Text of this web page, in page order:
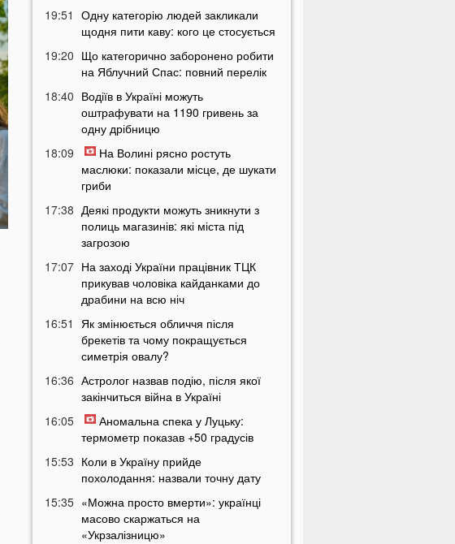
19:51
Одну категорію людей закликали
щодня пити каву: кого це стосується
19:20 Що категорично заборонено робити
на Яблучний Спас: повний перелік
18:40 Водіїв в Україні можуть
оштрафувати на 1190 гривень за
одну дрібницю
18:09
На Волині рясно ростуть
маслюки: показали місце, де шукати
гриби
17:38 Деякі продукти можуть зникнути з
полиць магазинів: які міста під
загрозою
17:07 На заході України працівник ТЦК
прикував чоловіка кайданками до
драбини на всю ніч
16:51
Як змінюється обличчя після
брекетів та чому покращується
симетрія овалу?
16:36 Астролог назвав подію, після якої
закінчиться війна в Україні
16:05
Аномальна спека у Луцьку:
термометр показав +50 градусів
15:53 Коли в Україну прийде
похолодання: назвали точну дату
15:35 «Можна просто вмерти»: українці
масово скаржаться на
«Укрзалізницю»